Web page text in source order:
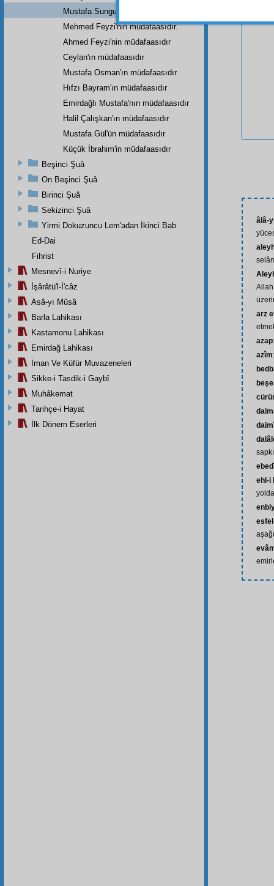
âlâ-
arz
azap
azîm
ehl-i
Mustafa Sungur'un müdafaasıdır.
Mehmed Feyzi'nin müdafaasıdır.
Ahmed Feyzi'nin müdafaasıdır
Ceylan'ın müdafaasıdır
Mustafa Osman'ın müdafaasıdır
Hıfzı Bayram'ın müdafaasıdır
Emirdağlı Mustafa'nın müdafaasıdır
Halil Çalışkan'ın müdafaasıdır
Mustafa Gül'ün müdafaasıdır
Küçük İbrahim'in müdafaasıdır
Beşinci Şuâ
On Beşinci Şuâ
Birinci Şuâ
Sekizinci Şuâ
Yirmi Dokuzuncu Lem'adan İkinci Bab
Ed-Dai
Fihrist
Mesnevî-i Nuriye
İşârâtü'l-İ'câz
Asâ-yı Mûsâ
Barla Lahikası
Kastamonu Lahikası
Emirdağ Lahikası
İman Ve Küfür Muvazeneleri
Sikke-i Tasdik-i Gaybî
Muhâkemat
Tarihçe-i Hayat
İlk Dönem Eserleri